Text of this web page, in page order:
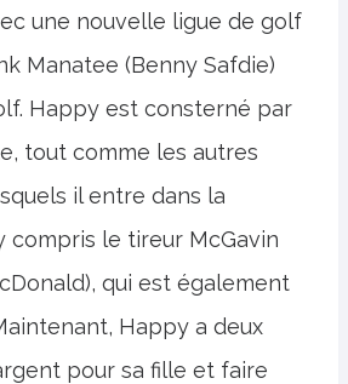
une nouvelle ligue de golf
Manatee (Benny Safdie)
Happy est consterné par
tout comme les autres
il entre dans la
compris le tireur McGavin
qui est également
Happy a deux
pour sa fille et faire